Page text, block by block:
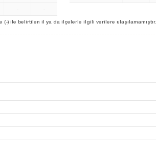
- -
(-) ile belirtilen il ya da ilçelerle ilgili verilere ulaşılamamıştır.